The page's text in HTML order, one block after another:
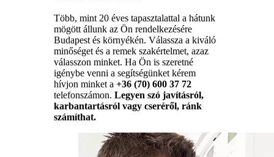
Több, mint 20 éves tapasztalattal a hátunk
mögött állunk az Ön rendelkezésére
Budapest és környékén. Válassza a kiváló
minőséget és a remek szakértelmet, azaz
válasszon minket. Ha Ön is szeretné
igénybe venni a segítségünket kérem
hívjon minket a +36 (70) 600 37 72
telefonszámon. Legyen szó javításról,
karbantartásról vagy cseréről, ránk
számíthat.